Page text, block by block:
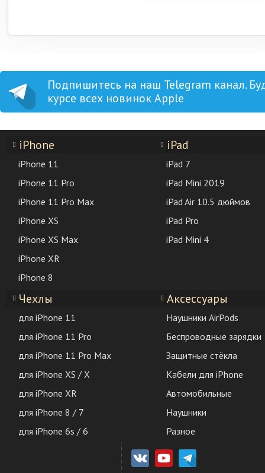
Подпишитесь на наш Telegram канал.
курсе всех новинок Apple
iPhone
iPhone 11
iPhone 11 Pro
iPhone 11 Pro Max
iPhone XS
iPhone XS Max
iPhone XR
iPhone 8
iPad
iPad 7
iPad Mini 2019
iPad Air 10.5 дюймов
iPad Pro
iPad Mini 4
Чехлы
для iPhone 11
для iPhone 11 Pro
для iPhone 11 Pro Max
для iPhone XS / X
для iPhone XR
для iPhone 8 / 7
для iPhone 6s / 6
Аксессуары
Наушники AirPods
Беспроводные зарядки
Защитные стёкла
Кабели для iPhone
Автомобильные
Наушники
Разное